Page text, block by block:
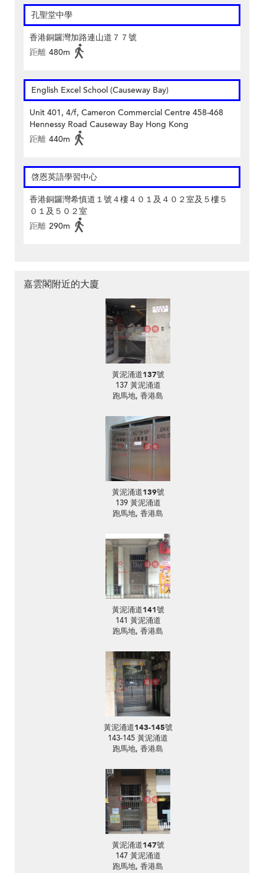
孔聖堂中學
香港銅鑼灣加路連山道７７號
距離 480m
English Excel School (Causeway Bay)
Unit 401, 4/f, Cameron Commercial Centre 458-468
Hennessy Road Causeway Bay Hong Kong
距離 440m
啓恩英語學習中心
香港銅鑼灣希慎道１號４樓４０１及４０２室及５樓５
０１及５０２室
距離 290m
嘉雲閣附近的大廈
黃泥涌道137號
137 黃泥涌道
跑馬地, 香港島
黃泥涌道139號
139 黃泥涌道
跑馬地, 香港島
黃泥涌道141號
141 黃泥涌道
跑馬地, 香港島
黃泥涌道143-145號
143-145 黃泥涌道
跑馬地, 香港島
黃泥涌道147號
147 黃泥涌道
跑馬地, 香港島